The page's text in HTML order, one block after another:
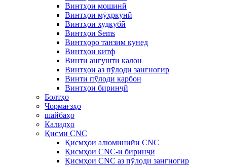
Винтҳои мошинӣ
Винтҳои мӯҳркунӣ
Винтҳои худкӯбӣ
Винтҳои Sems
Винтҳоро танзим кунед
Винтҳои китф
Винти ангушти калон
Винтҳои аз пӯлоди зангногир
Винти пӯлоди карбон
Винтҳои биринҷӣ
Болтҳо
Чормағзҳо
шайбаҳо
Калидҳо
Қисми CNC
Қисмҳои алюминийи CNC
Қисмҳои CNC-и биринҷӣ
Қисмҳои CNC аз пӯлоди зангногир